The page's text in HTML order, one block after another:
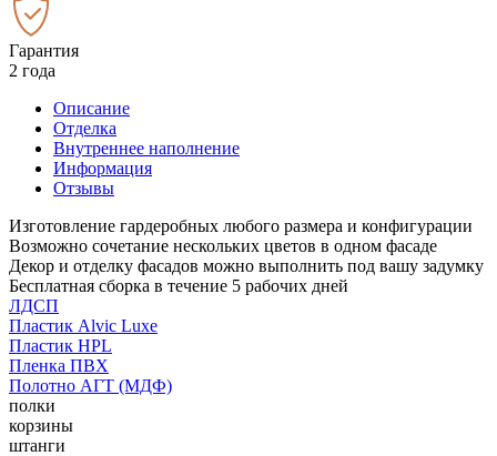
Гарантия
2 года
Описание
Отделка
Внутреннее наполнение
Информация
Отзывы
Изготовление гардеробных любого размера и конфигурации
Возможно сочетание нескольких цветов в одном фасаде
Декор и отделку фасадов можно выполнить под вашу задумку
Бесплатная сборка в течение 5 рабочих дней
ЛДСП
Пластик Alvic Luxe
Пластик HPL
Пленка ПВХ
Полотно АГТ (МДФ)
полки
корзины
штанги